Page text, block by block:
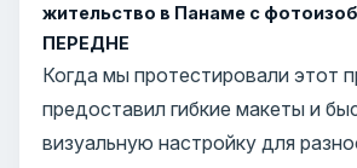
жительство в Панаме с
ПЕРЕДНЕ
Когда мы протестировали этот
предоставил гибкие макеты и
визуальную настройку для